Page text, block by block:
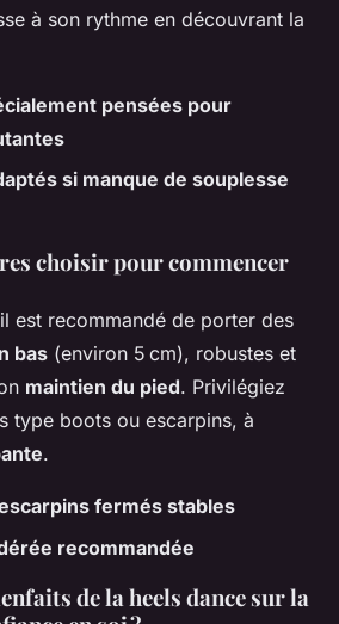
à son rythme en découvrant la
pensées pour
si manque de souplesse
choisir pour commencer
est recommandé de porter des
bas (environ 5 cm), robustes et
maintien du pied. Privilégiez
type boots ou escarpins, à
.
fermés stables
recommandée
de la heels dance sur la